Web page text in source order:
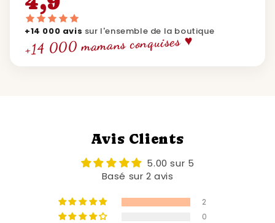
+14 000 avis sur l'ensemble de la boutique
+14 000 mamans conquises ♥
Avis Clients
5.00 sur 5
Basé sur 2 avis
2
0